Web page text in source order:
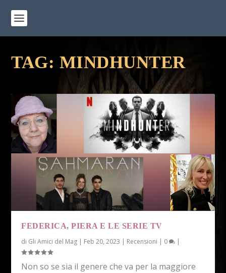
TAG: MINDHUNTER
FEDERICA, PIERA E LE SERIE TV
di Gli Amici del Mag | Feb 20, 2023 | Recensioni | 0 |
Non so se sia il genere che va per la maggiore